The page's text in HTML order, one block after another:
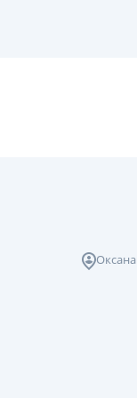
Оксана